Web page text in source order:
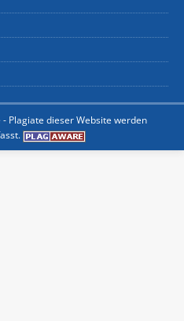
- Plagiate dieser Website werden